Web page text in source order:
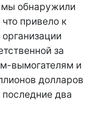
мы обнаружили
привело к
за
вымогателям и
долларов
два